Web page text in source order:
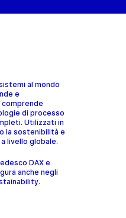
al mondo
e
di processo
Utilizzati in
la sostenibilità e
livello globale.
DAX e
anche negli